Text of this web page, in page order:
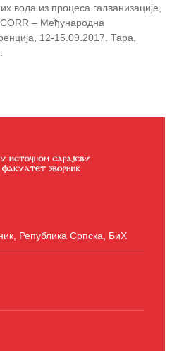
вода из процеса галванизације,
– Међународна
12-15.09.2017. Тара,
Република Српска, БиХ